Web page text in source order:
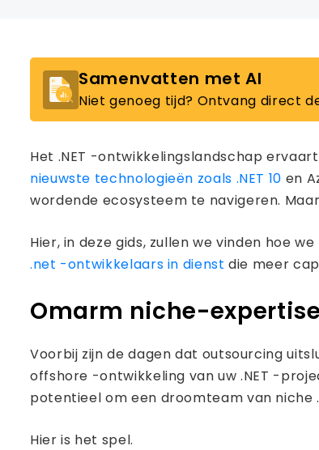
Samenvatten met AI
Niet genoeg tijd? Ontvang direct
Het .NET -ontwikkelingslandschap
nieuwste technologieën zoals .NET 10 en
wordende ecosysteem te navigeren.
Hier, in deze gids, zullen we vinden hoe
.net -ontwikkelaars in dienstdie meer
Omarm niche-
Voorbij zijn de dagen dat outsourcing
offshore -ontwikkeling van uw .NET -
potentieel om een ​​droomteam van
Hier is het spel.